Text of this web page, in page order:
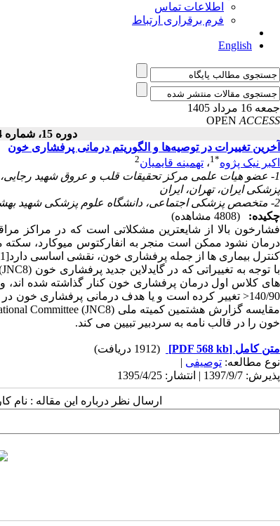
اطلاعات تماس
فرم برقراری ارتباط
English
جمعه 16 مرداد 1405
OPEN ACCESS
دوره 15، شماره 4 - ( مرداد ـ شهریور 1395 )
آخرین تغییرات در توصیه‌ها و الگوریتم درمانی پرفشاری خون
اکبر نیک پژوه‌*
1، تهمینه قایمیان2
1- عضو هیات علمی ﻣﺮﻛﺰ تحقیقات ﻗﻠﺐ و ﻋﺮوق شهید
پزشکی ایران، تهران، ایران
2- متخصص پزشکی اجتماعی، دانشگاه علوم پزشکی شهید بهشتی، تهران، ایران
چکیده:
(4808 مشاهده)
فشارخون بالا از شایعترین مشکلاتی است که در مراکز
درمان نشود ممکن است منجر به انفارکتوس میوکارد، سکته
کنترل بیماری ها از جمله پرفشاری خون، نقشی اساسی دارد[1].
خون را در قالب نامه به سردبیر تبیین می کند.
متن کامل [PDF 568 kb]
(1912 دریافت)
نوع مطالعه: توصیفی |
پذیرش: 1397/9/7 | انتشار: 1395/4/25
ارسال نظر درباره این مقاله : نام